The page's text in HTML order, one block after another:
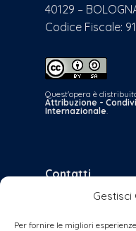
Gestisci
Per fornire le migliori
40129 –
Codice Fiscale:
Quest'opera è
Attribuzione -
Internazionale.
Contatti
per qualsiasi